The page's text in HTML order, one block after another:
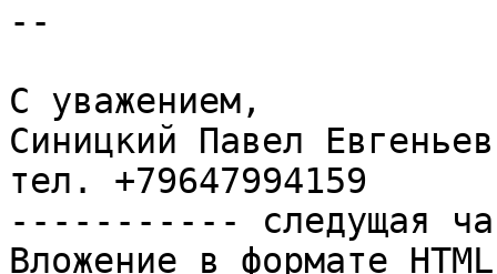
--
С уважением,
Синицкий Павел
тел. +79647994159
----------- следущая
Вложение в формате